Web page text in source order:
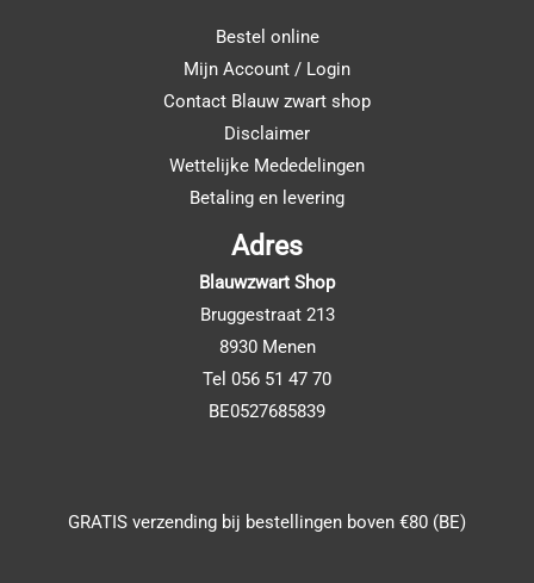
Bestel online
Mijn Account / Login
Contact Blauw zwart shop
Disclaimer
Wettelijke Mededelingen
Betaling en levering
Adres
Blauwzwart Shop
Bruggestraat 213
8930 Menen
Tel 056 51 47 70
BE0527685839
GRATIS verzending bij bestellingen boven €80 (BE)